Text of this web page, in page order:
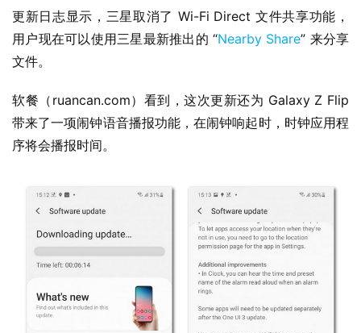
n
1
W
i
n
1
更新日志显示，三星取消了 Wi-Fi Direct 文件共享功能，
用户现在可以使用三星最新推出的 “Nearby Share” 来分享
文件。
软餐（ruancan.com）看到，这次更新还为 Galaxy Z Flip
带来了一项闹钟语音播报功能，在闹钟响起时，时钟应用程
序将会播报时间。